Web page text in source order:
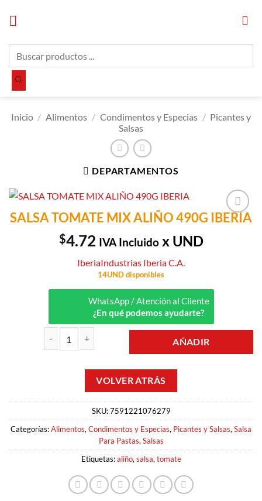
productos
Inicio / Alimentos / Condimentos y Especias / Picantes y
Salsas
DEPARTAMENTOS
Añadir a
SALSA TOMATE MIX ALIÑO 490G IBERIA
$4.72 IVA Incluidox UND
IberiaIndustrias Iberia C.A.
14UND disponibles
WhatsApp / Atención al Cliente
¿En qué podemos ayudarte?
SALSA TOMATE MIX ALIÑO 490G IBERIA cantidad
AÑADIR
SKU:7591221076279
Categorías:Alimentos, Condimentos y Especias, Picantes y Salsas, Salsa
Para Pastas, Salsas
Etiquetas:aliño, salsa, tomate